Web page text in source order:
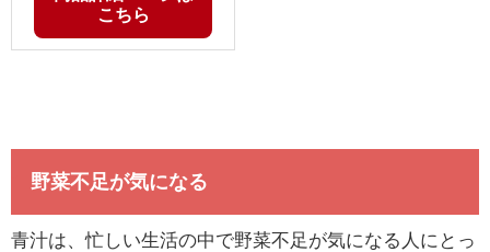
こちら
野菜不足が気になる
青汁は、忙しい生活の中で野菜不足が気になる人にとっ